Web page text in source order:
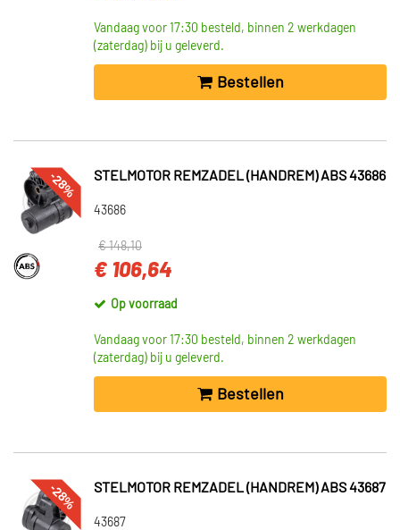
Vandaag voor 17:30 besteld, binnen 2 werkdagen
(zaterdag) bij u geleverd.
Bestellen
-28% STELMOTOR REMZADEL (HANDREM) ABS 43686
43686
€ 148,10
€ 106,64
Op voorraad
Vandaag voor 17:30 besteld, binnen 2 werkdagen
(zaterdag) bij u geleverd.
Bestellen
-28% STELMOTOR REMZADEL (HANDREM) ABS 43687
43687